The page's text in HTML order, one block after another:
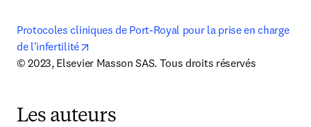
Protocoles cliniques de Port-Royal pour la prise en charge
de l'infertilité
© 2023, Elsevier Masson SAS. Tous droits réservés
Les auteurs